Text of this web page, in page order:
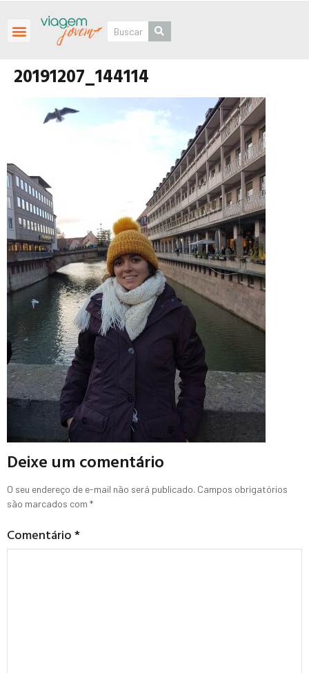
20191207_144114
Deixe um comentário
O seu endereço de e-mail não será publicado. Campos obrigatórios
são marcados com *
Comentário*